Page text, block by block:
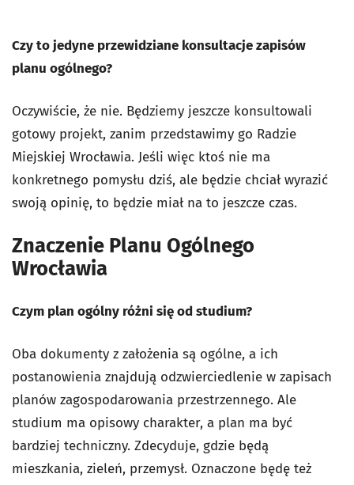
Czy to jedyne przewidziane konsultacje zapisów
planu ogólnego?
Oczywiście, że nie. Będziemy jeszcze konsultowali
gotowy projekt, zanim przedstawimy go Radzie
Miejskiej Wrocławia. Jeśli więc ktoś nie ma
konkretnego pomysłu dziś, ale będzie chciał wyrazić
swoją opinię, to będzie miał na to jeszcze czas.
Znaczenie Planu Ogólnego
Wrocławia
Czym plan ogólny różni się od studium?
Oba dokumenty z założenia są ogólne, a ich
postanowienia znajdują odzwierciedlenie w zapisach
planów zagospodarowania przestrzennego. Ale
studium ma opisowy charakter, a plan ma być
bardziej techniczny. Zdecyduje, gdzie będą
mieszkania, zieleń, przemysł. Oznaczone będę też